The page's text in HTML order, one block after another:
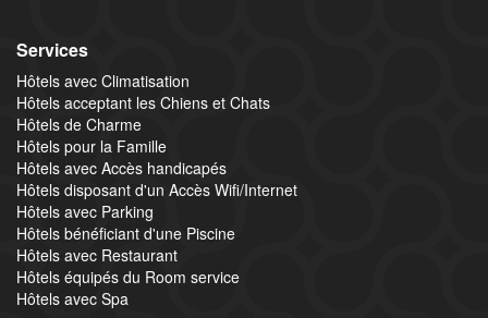
Services
Hôtels avec Climatisation
Hôtels acceptant les Chiens et Chats
Hôtels de Charme
Hôtels pour la Famille
Hôtels avec Accès handicapés
Hôtels disposant d'un Accès Wifi/Internet
Hôtels avec Parking
Hôtels bénéficiant d'une Piscine
Hôtels avec Restaurant
Hôtels équipés du Room service
Hôtels avec Spa